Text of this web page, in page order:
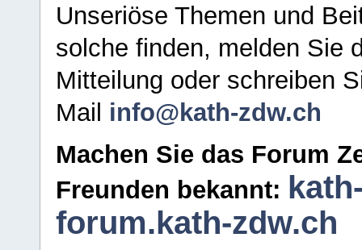
Unseriöse Themen und
solche finden, melden Sie
Mitteilung oder schreiben
Mail info@kath-zdw.ch
Machen Sie das Forum
Freunden bekannt:
forum.kath-zdw.ch